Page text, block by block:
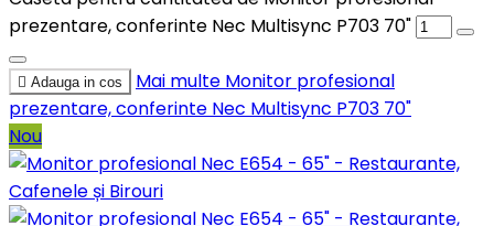
prezentare, conferinte Nec Multisync P703 70"
 Adauga in cos Mai multe Monitor profesional
prezentare, conferinte Nec Multisync P703 70"
Nou